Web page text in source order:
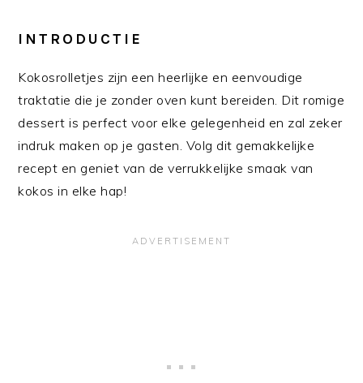
INTRODUCTIE
Kokosrolletjes zijn een heerlijke en eenvoudige
traktatie die je zonder oven kunt bereiden. Dit romige
dessert is perfect voor elke gelegenheid en zal zeker
indruk maken op je gasten. Volg dit gemakkelijke
recept en geniet van de verrukkelijke smaak van
kokos in elke hap!